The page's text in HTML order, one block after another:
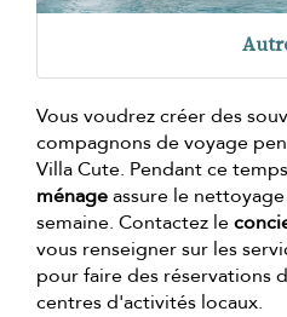
Vous voudrez créer des
compagnons de voyage
Villa Cute. Pendant ce
ménageassure le
semaine. Contactez le
vous renseigner sur les
pour faire des réservations
centres d'activités locaux.